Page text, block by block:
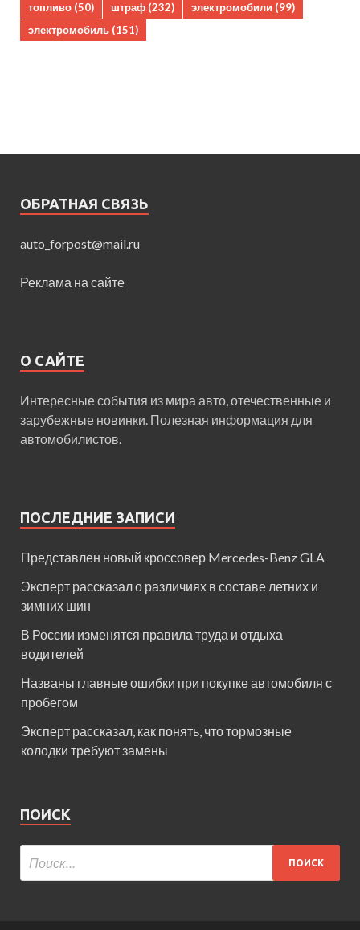
топливо (50) штраф (232) электромобили (99)
электромобиль (151)
ОБРАТНАЯ СВЯЗЬ
auto_forpost@mail.ru
Реклама на сайте
О САЙТЕ
Интересные события из мира авто, отечественные и
зарубежные новинки. Полезная информация для
автомобилистов.
ПОСЛЕДНИЕ ЗАПИСИ
Представлен новый кроссовер Mercedes-Benz GLA
Эксперт рассказал о различиях в составе летних и
зимних шин
В России изменятся правила труда и отдыха
водителей
Названы главные ошибки при покупке автомобиля с
пробегом
Эксперт рассказал, как понять, что тормозные
колодки требуют замены
ПОИСК